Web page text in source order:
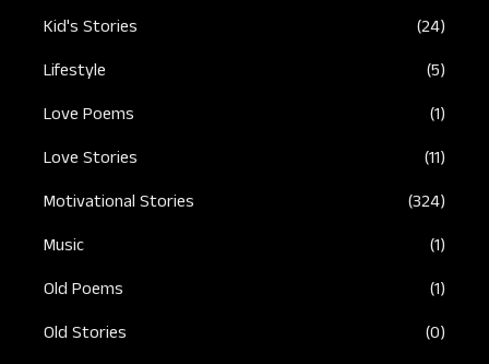
Kid's Stories
(24)
Lifestyle
(5)
Love Poems
(1)
Love Stories
(11)
Motivational Stories
(324)
Music
(1)
Old Poems
(1)
Old Stories
(0)